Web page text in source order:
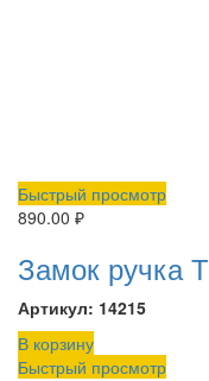
Быстрый просмотр
890.00 ₽
Замок ручка Т
Артикул: 14215
В корзину
Быстрый просмотр